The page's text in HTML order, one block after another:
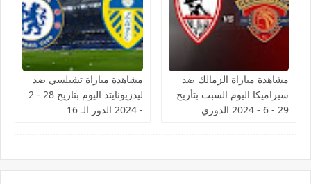
مشاهدة مباراة الزمالك ضد
سيراميكا اليوم السبت بتأريخ
29 - 6 - 2024 الدوري
مشاهدة مباراة تشيلسي ضد
ليدزيونايتد اليوم بتاريخ 28 - 2
- 2024 الدور الـ 16